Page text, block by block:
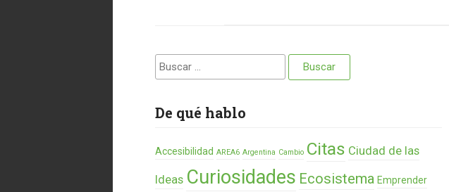
Buscar:
De qué hablo
Accesibilidad AREA6 Argentina Cambio Citas Ciudad de las
Ideas Curiosidades Ecosistema Emprender